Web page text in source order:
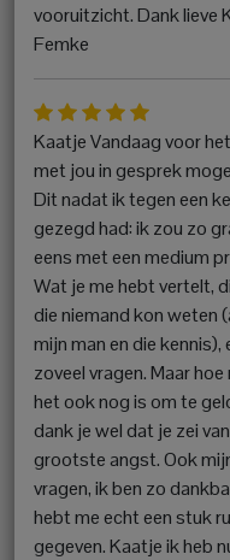
vooruitzicht. Dank lieve
Femke
Kaatje Vandaag voor
met jou in gesprek
Dit nadat ik tegen een
gezegd had: ik zou zo
eens met een medium
Wat je me hebt vertelt,
die niemand kon weten
mijn man en die kennis),
zoveel vragen. Maar
het ook nog is om te
dank je wel dat je zei
grootste angst. Ook
vragen, ik ben zo
hebt me echt een stuk
gegeven. Kaatje ik heb